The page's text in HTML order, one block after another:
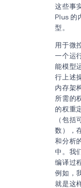
这些事
Plus 的
型。
用于微
一个运
能模型
行上述
内存架
所需的
的权重
（包括
数），
和分析
中。我
编译过
例如，
就是这